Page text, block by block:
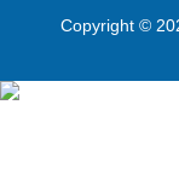
Copyright ©